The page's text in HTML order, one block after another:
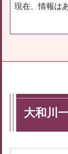
現在、情報は
大和川